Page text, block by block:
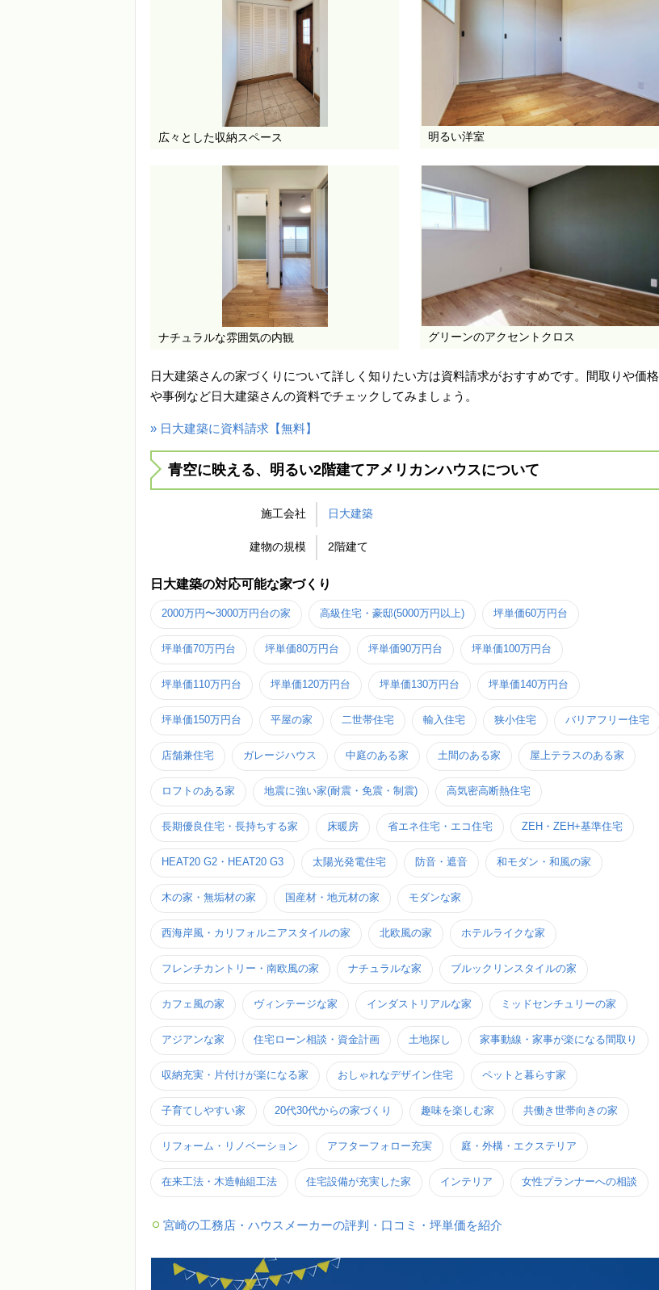
広々とした収納スペース 明るい洋室
ナチュラルな雰囲気の内観 グリーンのアクセントクロス
日大建築さんの家づくりについて詳しく知りたい方は資料請求がおすすめです。間取りや価格
や事例など日大建築さんの資料でチェックしてみましょう。
» 日大建築に資料請求【無料】
青空に映える、明るい2階建てアメリカンハウスについて
施工会社 日大建築
建物の規模 2階建て
日大建築の対応可能な家づくり
2000万円〜3000万円台の家 高級住宅・豪邸(5000万円以上) 坪単価60万円台
坪単価70万円台 坪単価80万円台 坪単価90万円台 坪単価100万円台
坪単価110万円台 坪単価120万円台 坪単価130万円台 坪単価140万円台
坪単価150万円台 平屋の家 二世帯住宅 輸入住宅 狭小住宅 バリアフリー住宅
店舗兼住宅 ガレージハウス 中庭のある家 土間のある家 屋上テラスのある家
ロフトのある家 地震に強い家(耐震・免震・制震) 高気密高断熱住宅
長期優良住宅・長持ちする家 床暖房 省エネ住宅・エコ住宅 ZEH・ZEH+基準住宅
HEAT20 G2・HEAT20 G3 太陽光発電住宅 防音・遮音 和モダン・和風の家
木の家・無垢材の家 国産材・地元材の家 モダンな家
西海岸風・カリフォルニアスタイルの家 北欧風の家 ホテルライクな家
フレンチカントリー・南欧風の家 ナチュラルな家 ブルックリンスタイルの家
カフェ風の家 ヴィンテージな家 インダストリアルな家 ミッドセンチュリーの家
アジアンな家 住宅ローン相談・資金計画 土地探し 家事動線・家事が楽になる間取り
収納充実・片付けが楽になる家 おしゃれなデザイン住宅 ペットと暮らす家
子育てしやすい家 20代30代からの家づくり 趣味を楽しむ家 共働き世帯向きの家
リフォーム・リノベーション アフターフォロー充実 庭・外構・エクステリア
在来工法・木造軸組工法 住宅設備が充実した家 インテリア 女性プランナーへの相談
宮崎の工務店・ハウスメーカーの評判・口コミ・坪単価を紹介